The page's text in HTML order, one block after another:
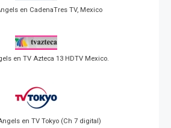
en CadenaTres TV, Mexico
en TV Azteca 13 HDTV Mexico.
en TV Tokyo (Ch 7 digital)